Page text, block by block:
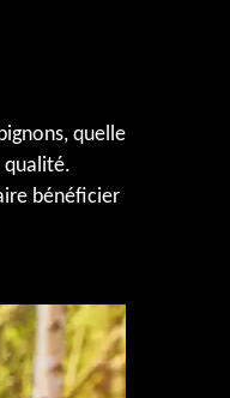
quelle
qualité.
bénéficier